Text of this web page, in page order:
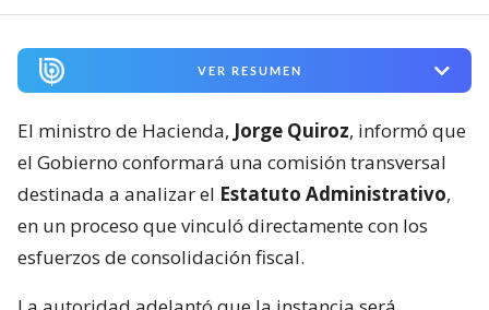
VER RESUMEN
El ministro de Hacienda, Jorge Quiroz, informó que
el Gobierno conformará una comisión transversal
destinada a analizar el Estatuto Administrativo,
en un proceso que vinculó directamente con los
esfuerzos de consolidación fiscal.